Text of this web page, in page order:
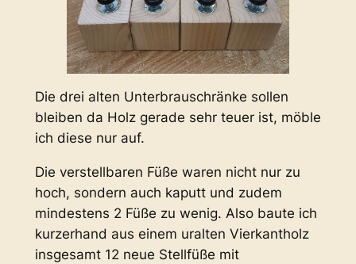
Die drei alten Unterbrauschränke sollen
bleiben da Holz gerade sehr teuer ist, möble
ich diese nur auf.
Die verstellbaren Füße waren nicht nur zu
hoch, sondern auch kaputt und zudem
mindestens 2 Füße zu wenig. Also baute ich
kurzerhand aus einem uralten Vierkantholz
insgesamt 12 neue Stellfüße mit